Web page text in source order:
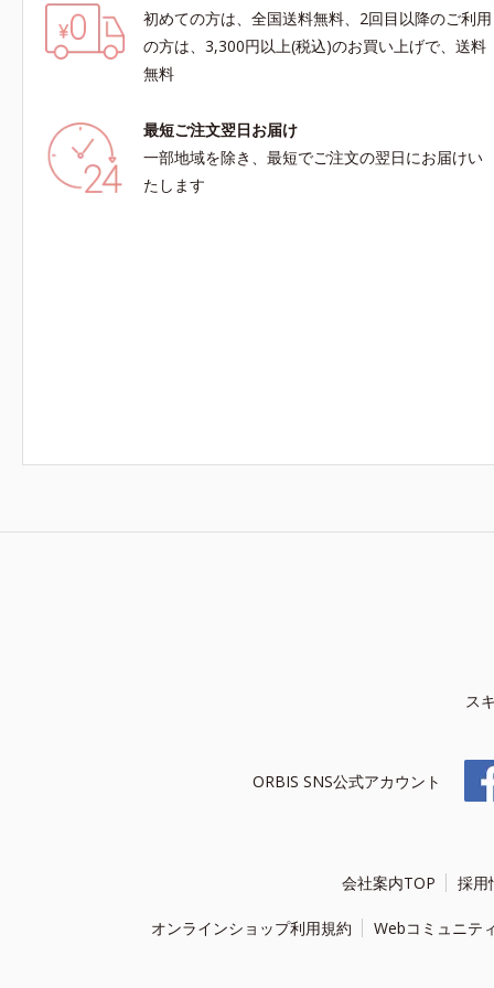
初めての方は、全国送料無料、2回目以降のご利用
の方は、3,300円以上(税込)のお買い上げで、送料
無料
最短ご注文翌日お届け
一部地域を除き、最短でご注文の翌日にお届けい
たします
ス
ORBIS SNS公式アカウント
会社案内TOP 採用
オンラインショップ利用規約 Webコミュニテ